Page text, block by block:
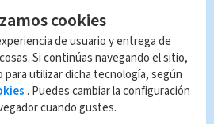
cookies
de usuario y entrega de
Si continúas navegando el sitio,
utilizar dicha tecnología, según
. Puedes cambiar la configuración
cuando gustes.